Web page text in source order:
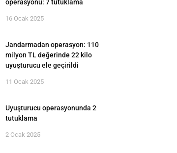
operasyonu: 7 tutuklama
16 Ocak 2025
Jandarmadan operasyon: 110
milyon TL değerinde 22 kilo
uyuşturucu ele geçirildi
11 Ocak 2025
Uyuşturucu operasyonunda 2
tutuklama
2 Ocak 2025